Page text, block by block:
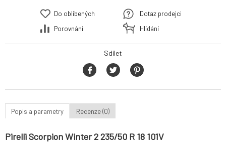
Do oblíbených
Porovnání
Dotaz prodejci
Hlídání
Sdílet
Popis a parametry Recenze (0)
Pirelli Scorpion Winter 2 235/50 R 18 101V